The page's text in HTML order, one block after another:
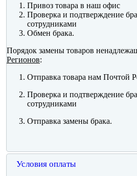
Привоз товара в наш офис
Проверка и подтверждение
сотрудниками
Обмен брака.
Порядок замены товаров
Регионов:
Отправка товара нам Почтой
Проверка и подтверждение
сотрудниками
Отправка замены брака.
Условия оплаты